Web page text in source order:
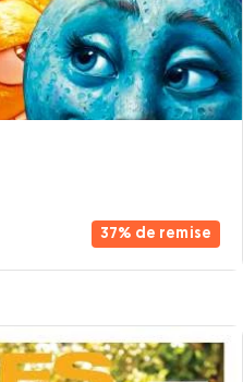
37% de remise